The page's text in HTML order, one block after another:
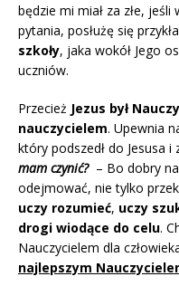
będzie mi miał za złe,
pytania, posłużę się
szkoły, jaka wokół Jego
uczniów.
Przecież Jezus był
nauczycielem. Upewnia
który podszedł do Jesusa i
mam czynić? – Bo dobry
odejmować, nie tylko
uczy rozumieć, uczy
drogi wiodące do celu.
Nauczycielem dla
najlepszym